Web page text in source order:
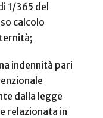
1/365 del
calcolo
indennità pari
dalla legge
relazionata in